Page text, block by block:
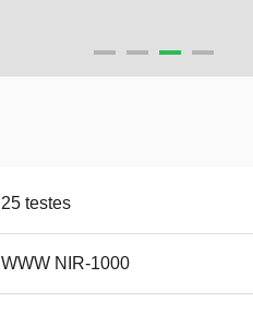
25 testes
WWW NIR-1000